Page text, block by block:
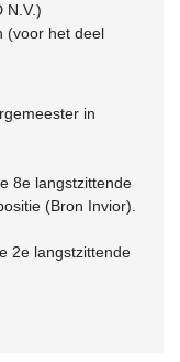
N.V.)
(voor het deel
in
8e langstzittende
(Bron Invior).
2e langstzittende